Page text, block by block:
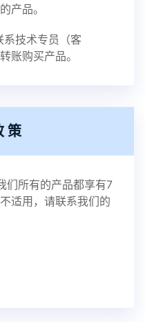
产品。
系技术专员（客
账购买产品。
策
们所有的产品都享有7
适用，请联系我们的